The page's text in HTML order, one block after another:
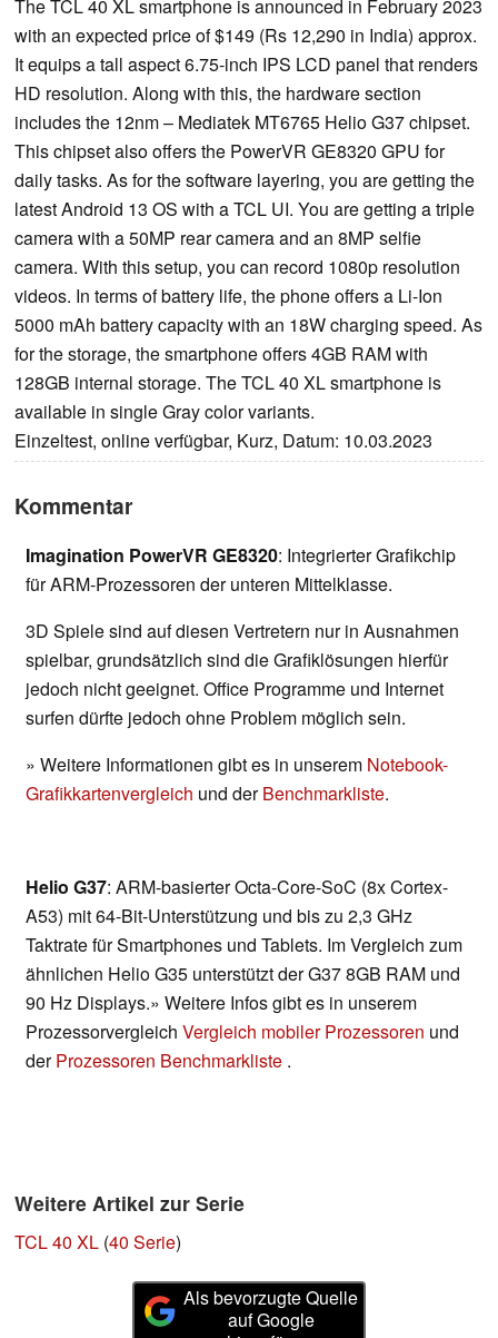
The TCL 40 XL smartphone is announced in February 2023
with an expected price of $149 (Rs 12,290 in India) approx.
It equips a tall aspect 6.75-inch IPS LCD panel that renders
HD resolution. Along with this, the hardware section
includes the 12nm – Mediatek MT6765 Helio G37 chipset.
This chipset also offers the PowerVR GE8320 GPU for
daily tasks. As for the software layering, you are getting the
latest Android 13 OS with a TCL UI. You are getting a triple
camera with a 50MP rear camera and an 8MP selfie
camera. With this setup, you can record 1080p resolution
videos. In terms of battery life, the phone offers a Li-Ion
5000 mAh battery capacity with an 18W charging speed. As
for the storage, the smartphone offers 4GB RAM with
128GB internal storage. The TCL 40 XL smartphone is
available in single Gray color variants.
Einzeltest, online verfügbar, Kurz, Datum: 10.03.2023
Kommentar
Imagination PowerVR GE8320: Integrierter Grafikchip
für ARM-Prozessoren der unteren Mittelklasse.
3D Spiele sind auf diesen Vertretern nur in Ausnahmen
spielbar, grundsätzlich sind die Grafiklösungen hierfür
jedoch nicht geeignet. Office Programme und Internet
surfen dürfte jedoch ohne Problem möglich sein.
» Weitere Informationen gibt es in unserem Notebook-
Grafikkartenvergleich und derBenchmarkliste.
Helio G37: ARM-basierter Octa-Core-SoC (8x Cortex-
A53) mit 64-Bit-Unterstützung und bis zu 2,3 GHz
Taktrate für Smartphones und Tablets. Im Vergleich zum
ähnlichen Helio G35 unterstützt der G37 8GB RAM und
90 Hz Displays.» Weitere Infos gibt es in unserem
Prozessorvergleich Vergleich mobiler Prozessoren und
derProzessoren Benchmarkliste .
Weitere Artikel zur Serie
TCL 40 XL (40 Serie)
Als bevorzugte Quelle
auf Google